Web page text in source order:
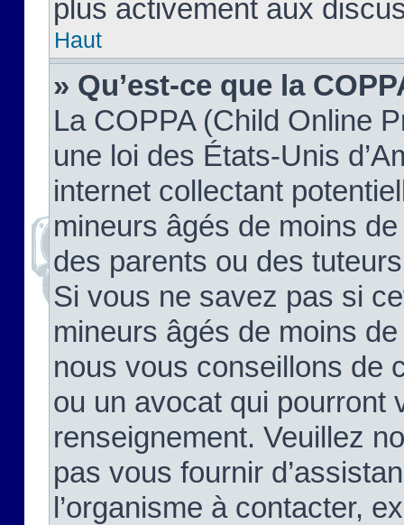
plus activement aux
Haut
» Qu’est-ce que la
La COPPA (Child Online
une loi des États-Unis
internet collectant
mineurs âgés de moins
des parents ou des
Si vous ne savez pas si
mineurs âgés de moins
nous vous conseillons de
ou un avocat qui pourront
renseignement. Veuillez
pas vous fournir
l’organisme à contacter,